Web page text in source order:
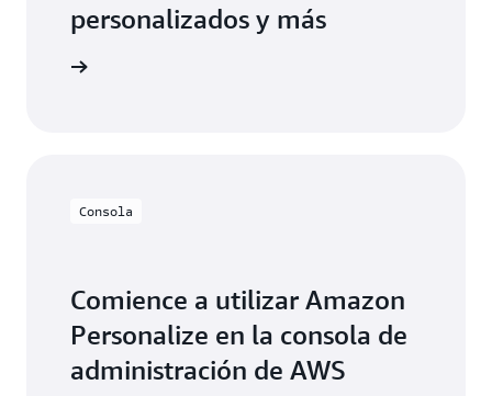
personalizados y más
Consola
Comience a utilizar Amazon
Personalize en la consola de
administración de AWS